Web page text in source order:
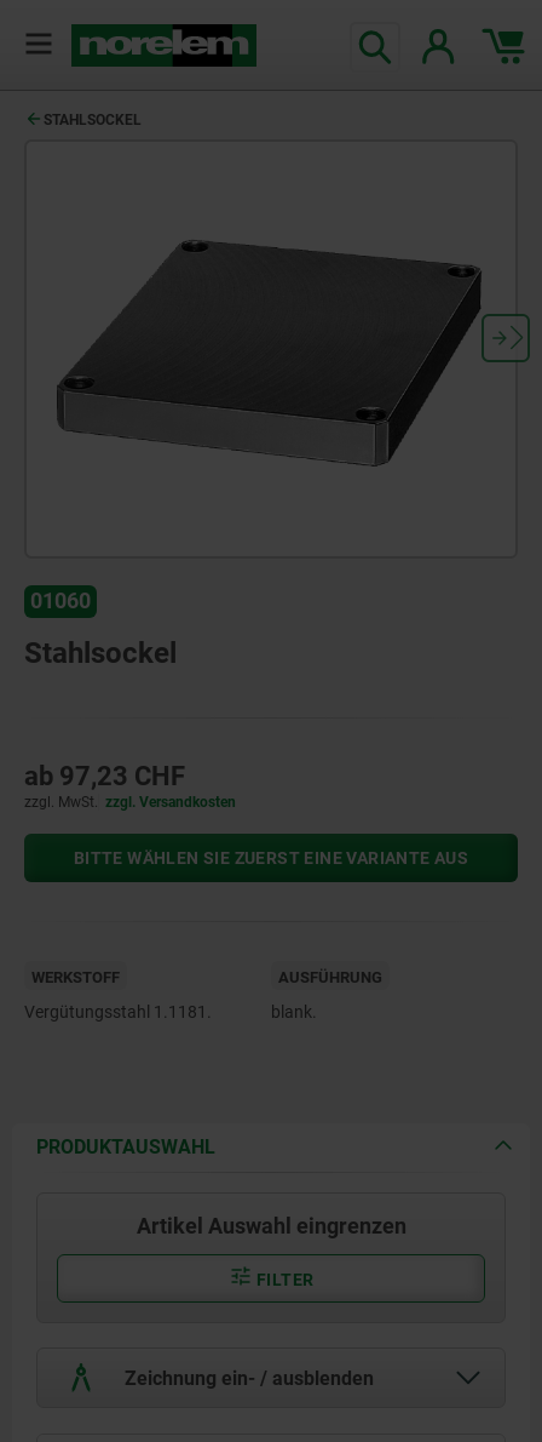
STAHLSOCKEL
01060
Stahlsockel
ab 97,23 CHF
zzgl. MwSt. zzgl. Versandkosten
BITTE WÄHLEN SIE ZUERST EINE VARIANTE AUS
WERKSTOFF
Vergütungsstahl 1.1181.
AUSFÜHRUNG
blank.
PRODUKTAUSWAHL
Artikel Auswahl eingrenzen
FILTER
Zeichnung ein- / ausblenden